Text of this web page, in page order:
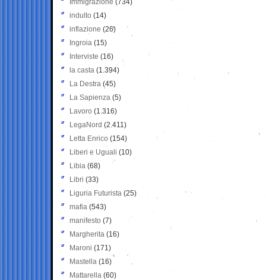
Immigrazione (734)
indulto (14)
inflazione (26)
Ingroia (15)
Interviste (16)
la casta (1.394)
La Destra (45)
La Sapienza (5)
Lavoro (1.316)
LegaNord (2.411)
Letta Enrico (154)
Liberi e Uguali (10)
Libia (68)
Libri (33)
Liguria Futurista (25)
mafia (543)
manifesto (7)
Margherita (16)
Maroni (171)
Mastella (16)
Mattarella (60)